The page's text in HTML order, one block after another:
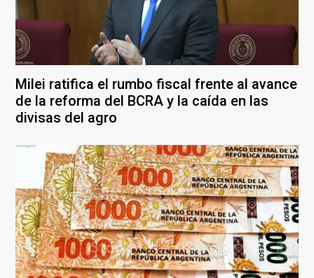
Milei ratifica el rumbo fiscal frente al avance
de la reforma del BCRA y la caída en las
divisas del agro